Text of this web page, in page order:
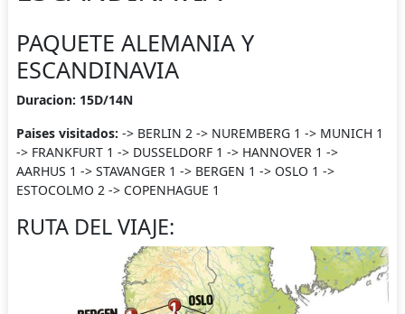
PAQUETE ALEMANIA Y
ESCANDINAVIA
Duracion: 15D/14N
Paises visitados: -> BERLIN 2 -> NUREMBERG 1 -> MUNICH 1
-> FRANKFURT 1 -> DUSSELDORF 1 -> HANNOVER 1 ->
AARHUS 1 -> STAVANGER 1 -> BERGEN 1 -> OSLO 1 ->
ESTOCOLMO 2 -> COPENHAGUE 1
RUTA DEL VIAJE: